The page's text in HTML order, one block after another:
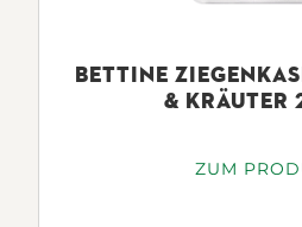
BETTINE
& KRÄUTER
ZUM